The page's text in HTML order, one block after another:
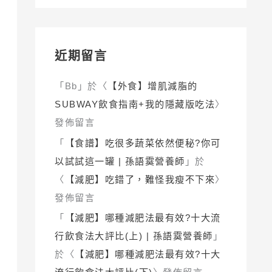
近期留言
「 Bb 」於〈
【外食】增肌減脂的
SUBWAY飲食指南+我的隱藏版吃法〉
發佈留言
「
【食譜】吃很多蔬菜依然便秘?你可
以試試這一罐 | 孫語霙營養師 」於
〈
【減肥】吃錯了，難怪我瘦不下來〉
發佈留言
「
【減肥】哪種減肥法最有效?十大流
行飲食法大評比(上) | 孫語霙營養師 」
於〈
【減肥】哪種減肥法最有效?十大